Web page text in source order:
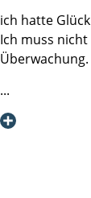
ich hatte
Ich muss
Überwachung.
Aus diesem
Diagnostik der